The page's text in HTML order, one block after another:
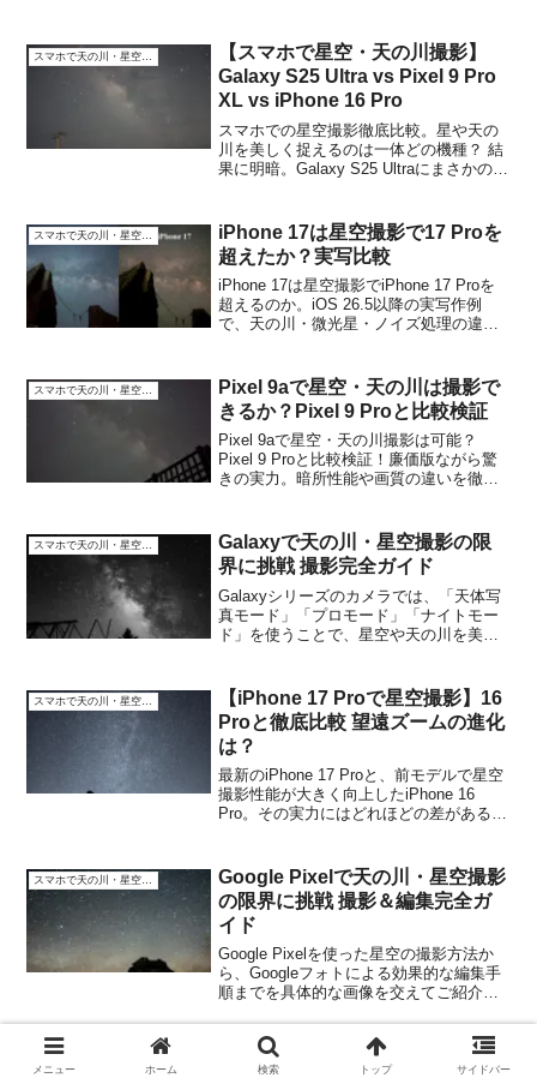
【スマホで星空・天の川撮影】
Galaxy S25 Ultra vs Pixel 9 Pro
XL vs iPhone 16 Pro
スマホでの星空撮影徹底比較。星や天の
川を美しく捉えるのは一体どの機種？ 結
果に明暗。Galaxy S25 Ultraにまさかの異
iPhone 17は星空撮影で17 Proを
超えたか？実写比較
iPhone 17は星空撮影でiPhone 17 Proを
超えるのか。iOS 26.5以降の実写作例
で、天の川・微光星・ノイズ処理の違い
スマホで天の川・星空撮影
Pixel 9aで星空・天の川は撮影で
きるか？Pixel 9 Proと比較検証
Pixel 9aで星空・天の川撮影は可能？
Pixel 9 Proと比較検証！廉価版ながら驚
きの実力。暗所性能や画質の違いを徹底
スマホで天の川・星空撮影
Galaxyで天の川・星空撮影の限
界に挑戦 撮影完全ガイド
Galaxyシリーズのカメラでは、「天体写
真モード」「プロモード」「ナイトモー
ド」を使うことで、星空や天の川を美し
心にわかりやすく紹介します。内容はソ
フトウェアアップデ...
【iPhone 17 Proで星空撮影】16
Proと徹底比較 望遠ズームの進化
は？
最新のiPhone 17 Proと、前モデルで星空
撮影性能が大きく向上したiPhone 16
Pro。その実力にはどれほどの差があるの
ており、星空でも効...
スマホで天の川・星空撮影
Google Pixelで天の川・星空撮影
の限界に挑戦 撮影＆編集完全ガ
イド
Google Pixelを使った星空の撮影方法か
ら、Googleフォトによる効果的な編集手
順までを具体的な画像を交えてご紹介し
30、ブラックポイン...
iPhone 15 vs 15 Pro：星空撮影
メニュー ホーム 検索 トップ サイドバー